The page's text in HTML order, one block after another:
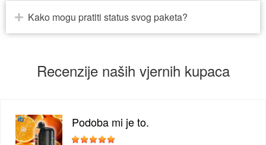
Kako mogu pratiti status svog paketa?
Recenzije naših vjernih kupaca
Podoba mi je to.